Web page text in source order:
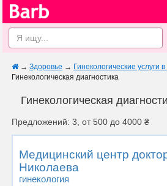
→ Здоровье → Гинекологические услуги
Гинекологическая диагностика
Гинекологическая
Предложений: 3, от 500 до 4000 ₴
Медицинский центр
Николаева
гинекология